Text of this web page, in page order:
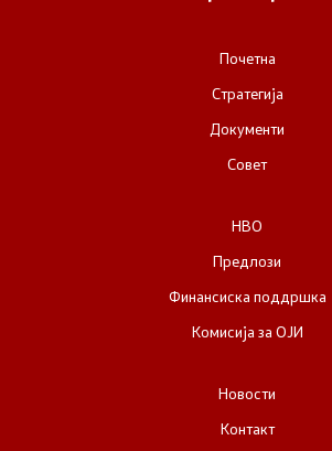
Почетна
Стратегија
Документи
Совет
НВО
Предлози
Финансиска поддршка
Комисија за ОЈИ
Новости
Контакт